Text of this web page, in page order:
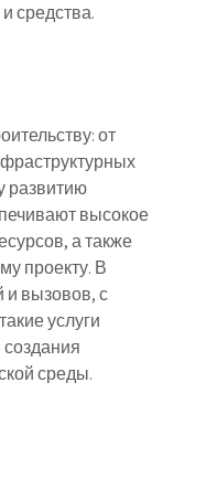
средства.
от
развитию
высокое
а также
проекту. В
и вызовов, с
услуги
среды.